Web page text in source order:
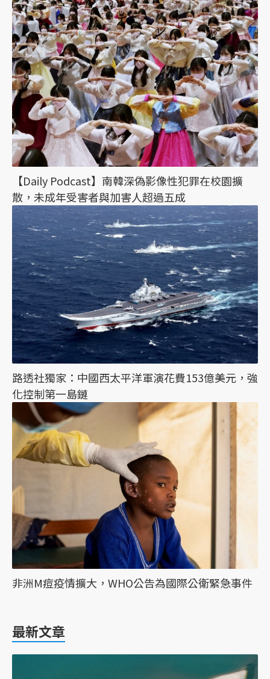
【Daily Podcast】南韓深偽影像性犯罪在校園擴
散，未成年受害者與加害人超過五成
路透社獨家：中國西太平洋軍演花費153億美元，強
化控制第一島鏈
非洲M痘疫情擴大，WHO公告為國際公衛緊急事件
最新文章